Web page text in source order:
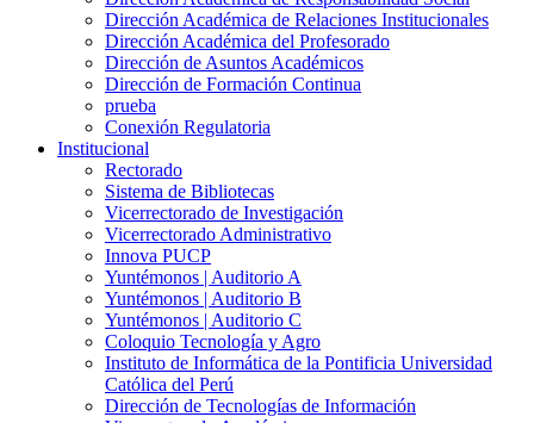
Dirección Académica de Relaciones Institucionales
Dirección Académica del Profesorado
Dirección de Asuntos Académicos
Dirección de Formación Continua
prueba
Conexión Regulatoria
Institucional
Rectorado
Sistema de Bibliotecas
Vicerrectorado de Investigación
Vicerrectorado Administrativo
Innova PUCP
Yuntémonos | Auditorio A
Yuntémonos | Auditorio B
Yuntémonos | Auditorio C
Coloquio Tecnología y Agro
Instituto de Informática de la Pontificia Universidad
Católica del Perú
Dirección de Tecnologías de Información